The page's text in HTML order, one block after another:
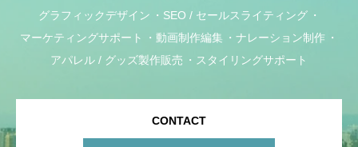
グラフィックデザイン
SEO / セールスライティング
マーケティングサポート
動画制作編集
ナレーション制作
アパレル / グッズ製作販売
スタイリングサポート
CONTACT